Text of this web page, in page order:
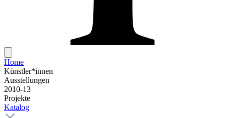
Home
Künstler*innen
Ausstellungen
2010-13
Projekte
Katalog